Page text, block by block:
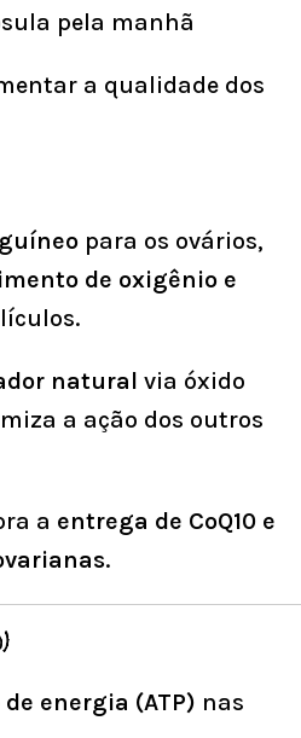
pela manhã
a qualidade dos
para os ovários,
de oxigênio e
natural via óxido
a ação dos outros
a entrega de CoQ10 e
.
energia (ATP) nas